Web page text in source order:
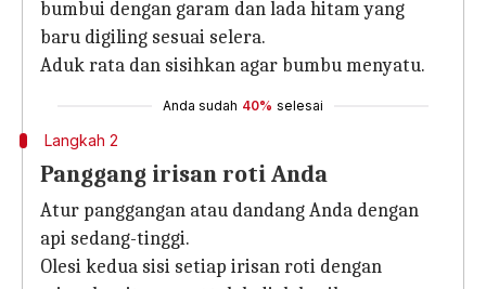
bumbui dengan garam dan lada hitam yang
baru digiling sesuai selera.
Aduk rata dan sisihkan agar bumbu menyatu.
Anda sudah 40% selesai
Langkah 2
Panggang irisan roti Anda
Atur panggangan atau dandang Anda dengan
api sedang-tinggi.
Olesi kedua sisi setiap irisan roti dengan